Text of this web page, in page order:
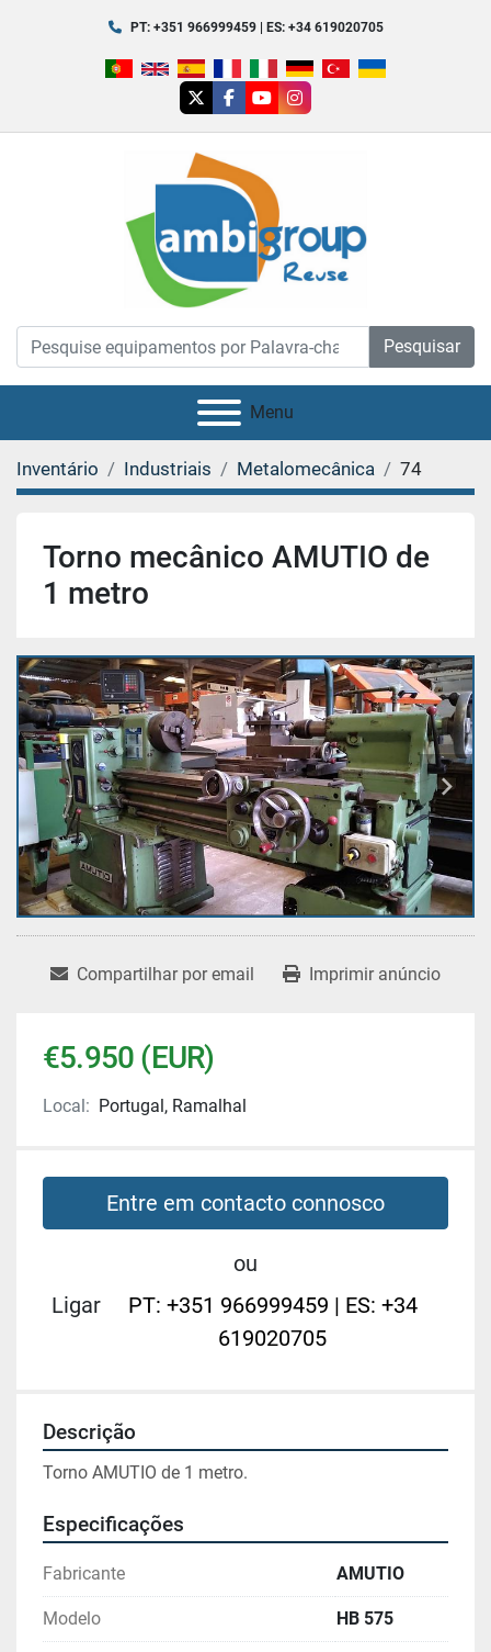
PT: +351 966999459 | ES: +34 619020705
twitterfacebook
youtubeinstagram
Pesquisar
Menu
Inventário Industriais Metalomecânica 74
Torno mecânico AMUTIO de
1 metro
Compartilhar por email Imprimir anúncio
€5.950 (EUR)
Local: Portugal, Ramalhal
Entre em contacto connosco
ou
Ligar
PT: +351 966999459 | ES: +34
619020705
Descrição
Torno AMUTIO de 1 metro.
Especificações
Fabricante AMUTIO
Modelo HB 575